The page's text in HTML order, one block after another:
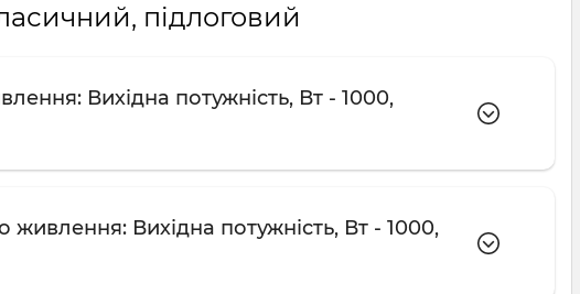
підлоговий
Вихідна потужність, Вт - 1000,
живлення: Вихідна потужність, Вт - 1000,